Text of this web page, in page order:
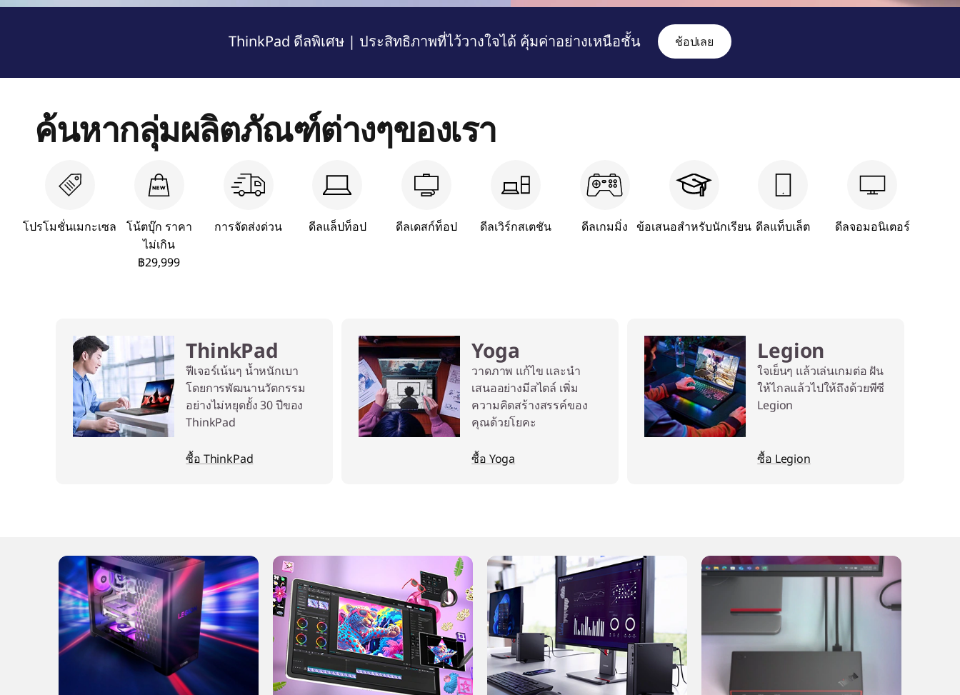
ThinkPad ดีลพิเศษ | ประสิทธิภาพที่ไว้วางใจได้ คุ้มค่าอย่างเหนือชั้น ช้อปเลย
ค้นหากลุ่มผลิตภัณฑ์ต่างๆของเรา
โปรโมชั่นเมกะเซล
โน้ตบุ๊ก ราคา
ไม่เกิน
฿29,999
การจัดส่งด่วน ดีลแล็ปท็อป ดีลเดสก์ท็อป ดีลเวิร์กสเตชัน ดีลเกมมิ่ง ข้อเสนอสำหรับนักเรียน ดีลแท็บเล็ต ดีลจอมอนิเตอร์
ThinkPad
ฟีเจอร์เน้นๆ น้ำหนักเบา
โดยการพัฒนานวัตกรรม
อย่างไม่หยุดยั้ง 30 ปีของ
ThinkPad
ซื้อ ThinkPad
Yoga
วาดภาพ แก้ไข และนำ
เสนออย่างมีสไตล์ เพิ่ม
ความคิดสร้างสรรค์ของ
คุณด้วยโยคะ
ซื้อ Yoga
Legion
ใจเย็นๆ แล้วเล่นเกมต่อ ฝัน
ให้ไกลแล้วไปให้ถึงด้วยพีซี
Legion
ซื้อ Legion